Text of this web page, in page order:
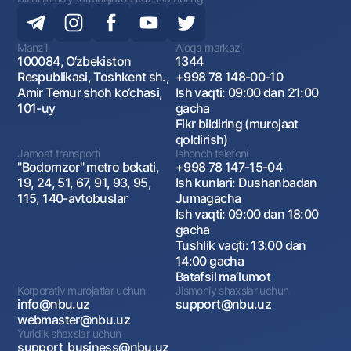
Manzil
100084, O‘zbekiston
Respublikasi, Toshkent sh.,
Amir Temur shoh ko‘chasi,
101-uy
Aloqa markazi
1344
+998 78 148-00-10
Ish vaqti: 09:00 dan 21:00
gacha
Fikr bildiring (murojaat
qoldirish)
Jamoat transporti
"Bodomzor" metro bekati,
19, 24, 51, 67, 91, 93, 95,
115, 140-avtobuslar
Ishonch telefoni
+998 78 147-15-04
Ish kunlari: Dushanbadan
Jumagacha
Ish vaqti: 09:00 dan 18:00
gacha
Tushlik vaqti: 13:00 dan
14:00 gacha
Batafsil maʼlumot
Korporativ murojatlar uchun
info@nbu.uz
webmaster@nbu.uz
Jismoniy shaxslar uchun
support@nbu.uz
Yuridik shaxslar uchun
support_business@nbu.uz